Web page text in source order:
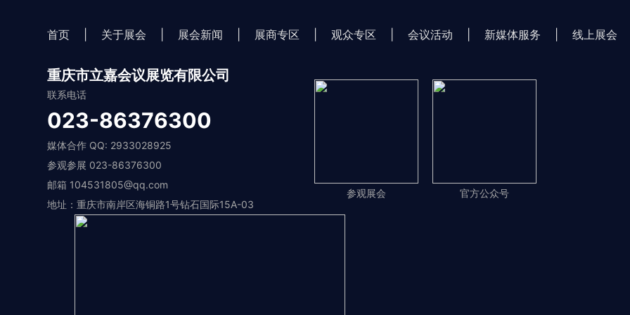
首页 关于展会 展会新闻 展商专区 观众专区 会议活动 新媒体服务 线上展会
重庆市立嘉会议展览有限公司
联系电话
023-86376300
媒体合作 QQ: 2933028925
参观参展 023-86376300
邮箱 104531805@qq.com
地址：重庆市南岸区海铜路1号钻石国际15A-03
参观展会 官方公众号